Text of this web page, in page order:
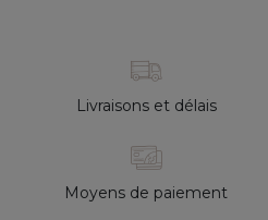
Livraisons et délais
Moyens de paiement